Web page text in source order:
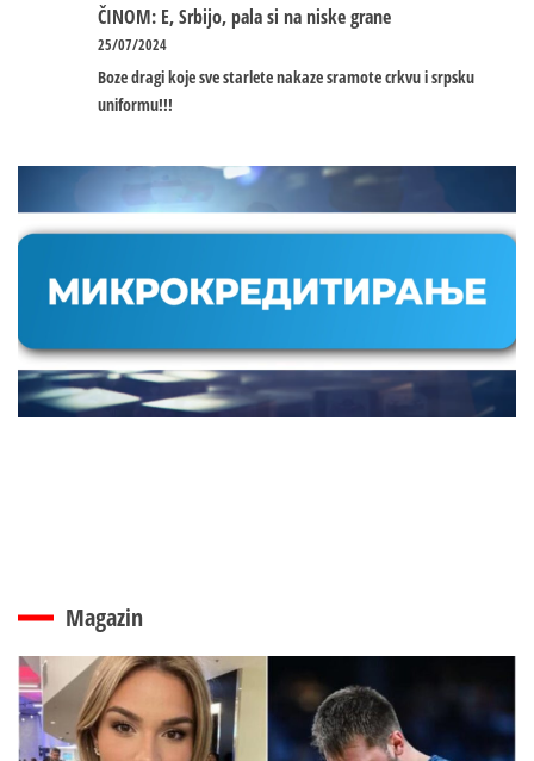
ČINOM: E, Srbijo, pala si na niske grane
25/07/2024
Boze dragi koje sve starlete nakaze sramote crkvu i srpsku
uniformu!!!
Magazin